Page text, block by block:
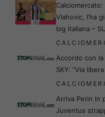
Calciomercato:
Vlahovic, l’ha
big italiana –
Accordo con la
SKY: “Via
Arriva Perin in
Juventus